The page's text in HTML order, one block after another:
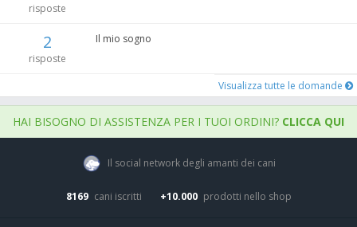
risposte
2
risposte
Il mio sogno
Visualizza tutte le domande
HAI BISOGNO DI ASSISTENZA PER I TUOI ORDINI? CLICCA QUI
Il social network degli amanti dei cani
8169 cani iscritti +10.000 prodotti nello shop